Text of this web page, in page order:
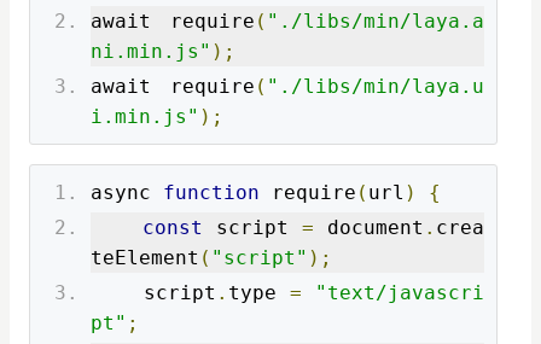
await require ( "./libs/min/laya.a
ni.min.js" );
await require ( "./libs/min/laya.u
i.min.js" );
async function require ( url )
{
const
script = document . crea
teElement ( "script" );
    script
. type =
"text/javascri
pt" ;